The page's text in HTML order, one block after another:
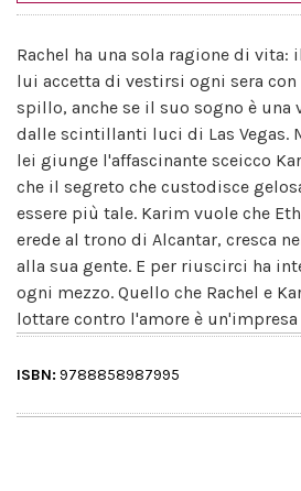
Rachel ha una sola ragione di vita:
lui accetta di vestirsi ogni sera
spillo, anche se il suo sogno è una
dalle scintillanti luci di Las Vegas.
lei giunge l'affascinante sceicco
che il segreto che custodisce
essere più tale. Karim vuole che
erede al trono di Alcantar, cresca
alla sua gente. E per riuscirci ha
ogni mezzo. Quello che Rachel e
lottare contro l'amore è
ISBN: 9788858987995